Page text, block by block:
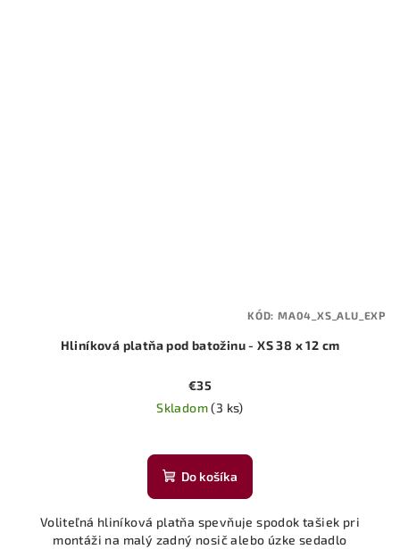
Hliníková platňa pod batožinu - XS 38 x 12 cm
€35
Skladom(3 ks)
Do košíka
Voliteľná hliníková platňa spevňuje spodok tašiek pri
montáži na malý zadný nosič alebo úzke sedadlo
KÓD: MA04_XS_ALU_EXP